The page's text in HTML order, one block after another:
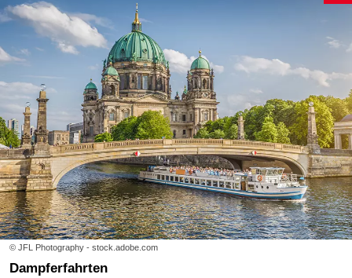
© JFL Photography - stock.adobe.com
Dampferfahrten